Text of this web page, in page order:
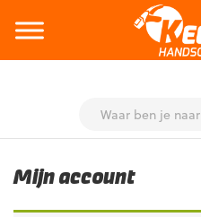
content
Mijn account